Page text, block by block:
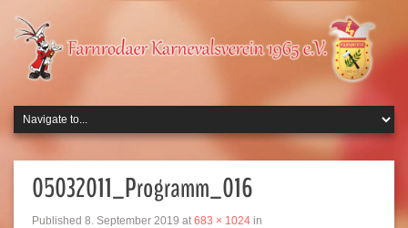
05032011_Programm_016
Published 8. September 2019 at683 × 1024 in